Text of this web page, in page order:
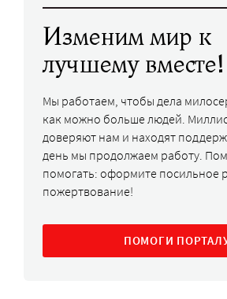
Изменим мир к
лучшему вместе!
Мы работаем, чтобы дела
как можно больше людей.
доверяют нам и находят
день мы продолжаем работу.
помогать: оформите посильное
пожертвование!
ПОМОГИ